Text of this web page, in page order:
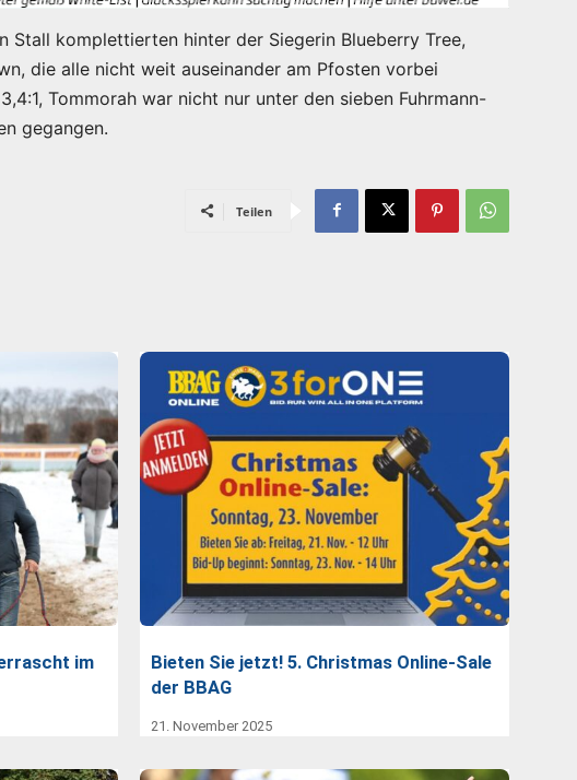
Stall komplettierten hinter der Siegerin Blueberry Tree,
die alle nicht weit auseinander am Pfosten vorbei
Tommorah war nicht nur unter den sieben Fuhrmann-
gegangen.
Teilen
im
Bieten Sie jetzt! 5. Christmas Online-Sale
der BBAG
21. November 2025